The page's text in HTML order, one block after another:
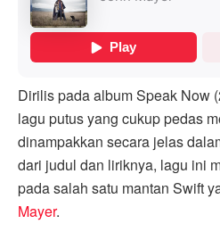
Dirilis pada album Speak Now
lagu putus yang cukup pedas
dinampakkan secara jelas
dari judul dan liriknya, lagu ini
pada salah satu mantan Swift
Mayer.